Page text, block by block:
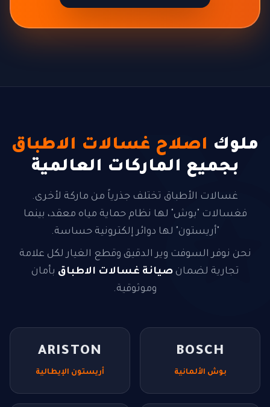
ملوك اصلاح غسالات الاطباق
بجميع الماركات العالمية
غسالات الأطباق تختلف جذرياً من ماركة لأخرى.
فغسالات "بوش" لها نظام حماية مياه معقد، بينما
"أريستون" لها دوائر إلكترونية حساسة.
نحن نوفر السوفت وير الدقيق وقطع الغيار لكل علامة
تجارية لضمانصيانة غسالات الاطباق بأمان
وموثوقية.
BOSCH
بوش الألمانية
ARISTON
أريستون الإيطالية